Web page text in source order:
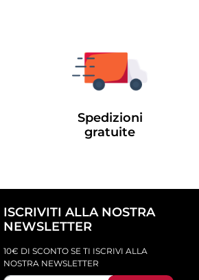
Spedizioni
gratuite
ISCRIVITI ALLA NOSTRA
NEWSLETTER
10€ DI SCONTO SE TI ISCRIVI ALLA
NOSTRA NEWSLETTER